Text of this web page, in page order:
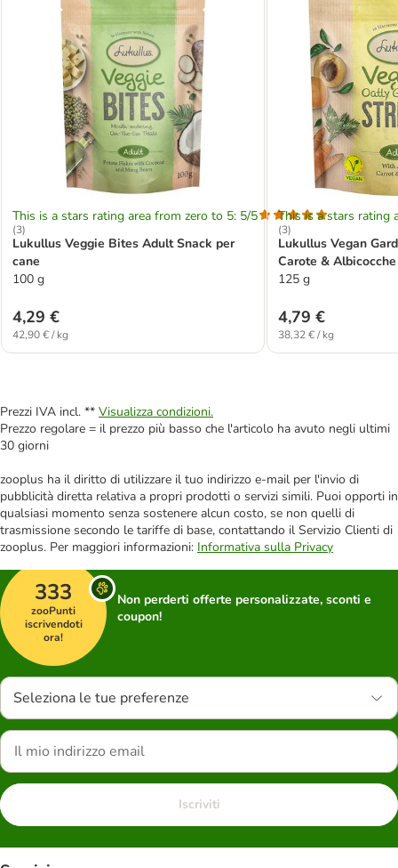
This is a stars rating area from zero to 5: 5/5
(3)
Lukullus Veggie Bites Adult Snack per
cane
100 g
4,29 €
42,90 € / kg
This is a stars rating
(3)
Lukullus Vegan
Carote &
125 g
4,79 €
38,32 € / kg
Prezzi IVA incl. ** Visualizza condizioni.
Prezzo regolare = il prezzo più basso che l'articolo ha avuto negli ultimi
30 giorni
zooplus ha il diritto di utilizzare il tuo indirizzo e-mail per l'invio di
pubblicità diretta relativa a propri prodotti o servizi simili. Puoi opporti in
qualsiasi momento senza sostenere alcun costo, se non quelli di
trasmissione secondo le tariffe di base, contattando il Servizio Clienti di
zooplus. Per maggiori informazioni: Informativa sulla Privacy
333
zooPunti
iscrivendoti
ora!
Non perderti offerte personalizzate, sconti e
coupon!
Seleziona le tue preferenze
Iscriviti